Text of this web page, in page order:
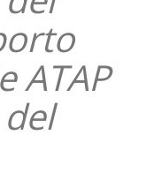
ATAP